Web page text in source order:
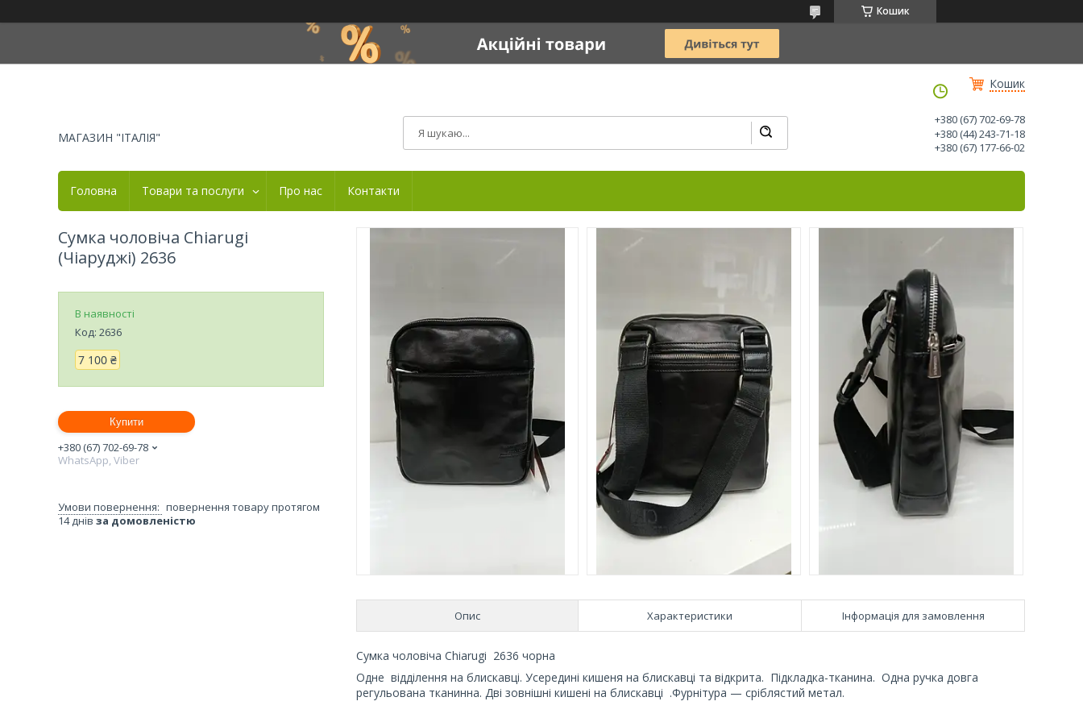
Кошик
Кошик
МАГАЗИН "ІТАЛІЯ"
+380 (67) 702-69-78
+380 (44) 243-71-18
+380 (67) 177-66-02
Головна Товари та послуги Про нас Контакти
Опис Характеристики Інформація для замовлення
Сумка чоловіча Chiarugi 2636 чорна
Одне відділення на блискавці. Усередині кишеня на блискавці та відкрита. Підкладка-тканина. Одна ручка довга
регульована тканинна. Дві зовнішні кишені на блискавці .Фурнітура — сріблястий метал.
Сумка чоловіча Chiarugi
(Чіаруджі) 2636
В наявності
Код: 2636
7 100 ₴
Купити
+380 (67) 702-69-78
WhatsApp, Viber
повернення товару протягом
14 днів за домовленістю